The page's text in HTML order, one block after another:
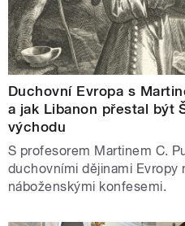
Duchovní Evropa s
a jak Libanon přestal být
východu
S profesorem Martinem C.
duchovními dějinami Evropy
náboženskými konfesemi.